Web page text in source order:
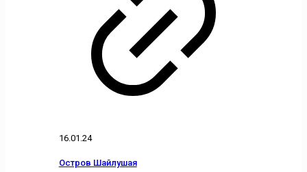
16.01.24
Остров Шайлушая